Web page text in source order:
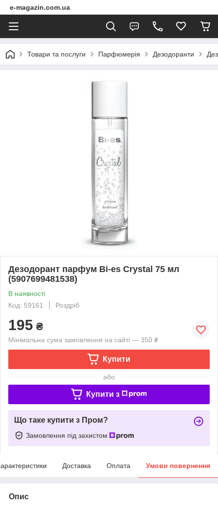
e-magazin.com.ua
Товари та послуги Парфюмерія Дезодоранти
Дезодорант парфум Bi-es Crystal 75 мл
(5907699481538)
В наявності
Код: 59161
Роздріб
195 ₴
Мінімальна сума замовлення на сайті — 350 ₴
Купити
або
Купити з
Що таке купити з Пром?
Замовлення під захистом
Доставка Оплата Умови повернення
Опис